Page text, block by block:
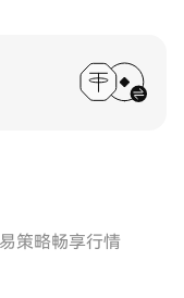
策略畅享行情